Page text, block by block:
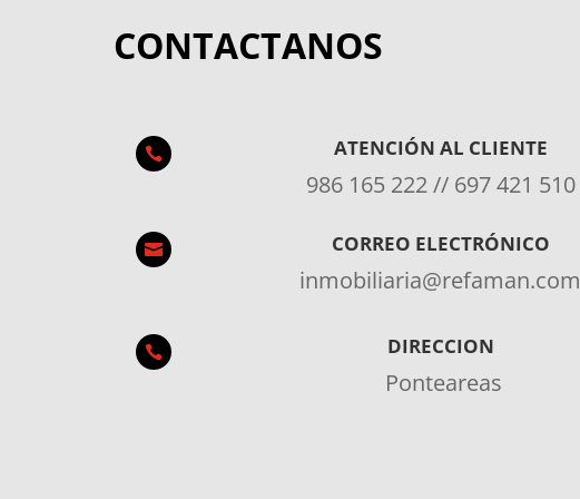
CONTACTANOS
 ATENCIÓN AL CLIENTE
986 165 222 // 697 421 510
 CORREO ELECTRÓNICO
inmobiliaria@refaman.com
 DIRECCION
Ponteareas